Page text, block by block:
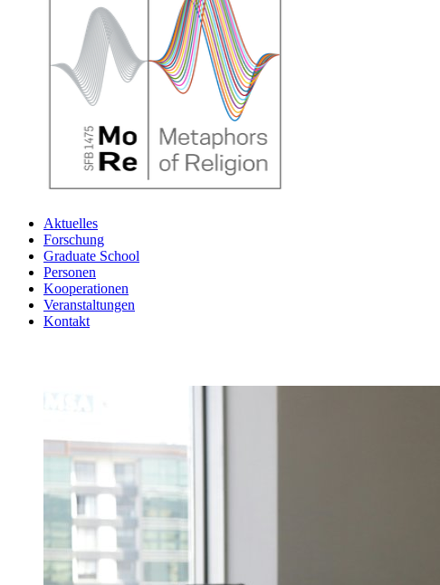
Aktuelles
Forschung
Graduate School
Personen
Kooperationen
Veranstaltungen
Kontakt